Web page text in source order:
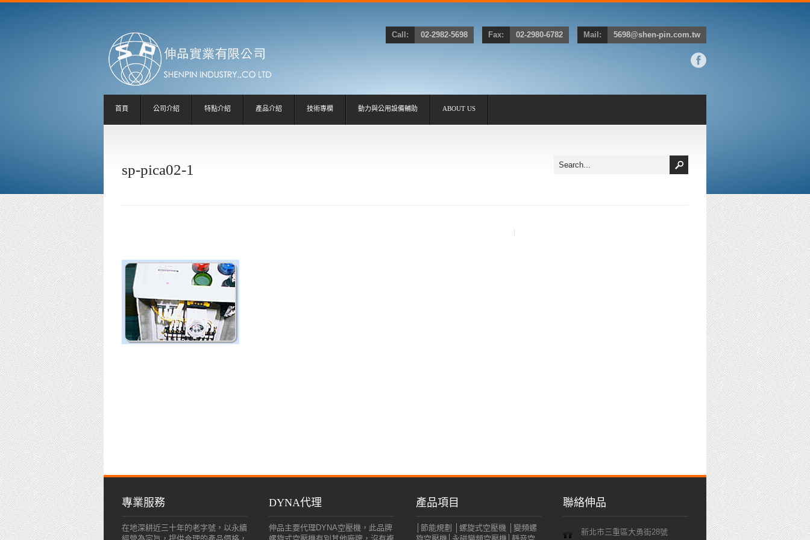
Call: 02-2982-5698 Fax: 02-2980-6782 Mail: 5698@shen-pin.com.tw
首頁 公司介紹 特點介紹 產品介紹 技術專欄 動力與公用設備輔助 ABOUT US
sp-pica02-1
專業服務
在地深耕近三十年的老字號，以永續
DYNA代理
伸品主要代理DYNA空壓機，此品牌
產品項目
│節能規劃 │螺旋式空壓機 │變頻螺
聯絡伸品
新北市三重區大勇街28號